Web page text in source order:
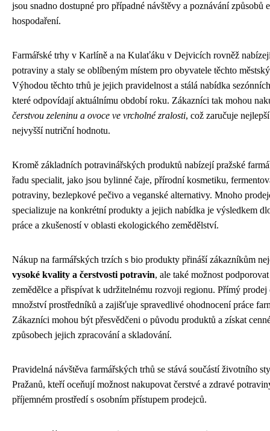
jsou snadno dostupné pro případné návštěvy a poznávání způsobů
hospodaření.
Farmářské trhy v Karlíně a na Kulaťáku v Dejvicích rovněž
potraviny a staly se oblíbeným místem pro obyvatele těchto
Výhodou těchto trhů je jejich pravidelnost a stálá nabídka
které odpovídají aktuálnímu období roku. Zákazníci tak mohou
čerstvou zeleninu a ovoce ve vrcholné zralosti, což zaručuje
nejvyšší nutriční hodnotu.
Kromě základních potravinářských produktů nabízejí pražské
řadu specialit, jako jsou bylinné čaje, přírodní kosmetiku,
potraviny, bezlepkové pečivo a veganské alternativy. Mnoho
specializuje na konkrétní produkty a jejich nabídka je výsledkem
práce a zkušeností v oblasti ekologického zemědělství.
Nákup na farmářských trzích s bio produkty přináší zákazníkům
vysoké kvality a čerstvosti potravin, ale také možnost
zemědělce a přispívat k udržitelnému rozvoji regionu. Přímý
množství prostředníků a zajišťuje spravedlivé ohodnocení práce
Zákazníci mohou být přesvědčeni o původu produktů a získat
způsobech jejich zpracování a skladování.
Pravidelná návštěva farmářských trhů se stává součástí životního
Pražanů, kteří oceňují možnost nakupovat čerstvé a zdravé
příjemném prostředí s osobním přístupem prodejců.